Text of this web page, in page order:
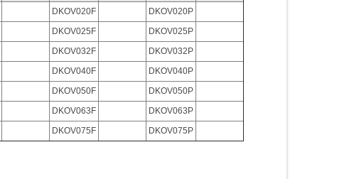
DKOV020F
DKOV020P
DKOV025F
DKOV025P
DKOV032F
DKOV032P
DKOV040F
DKOV040P
DKOV050F
DKOV050P
DKOV063F
DKOV063P
DKOV075F DKOV075P